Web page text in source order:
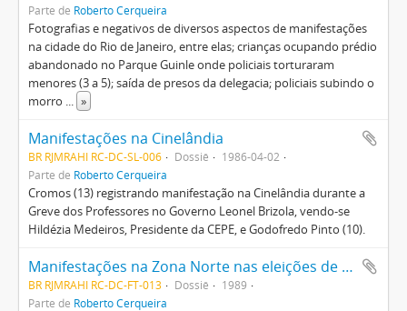
Parte de Roberto Cerqueira
Fotografias e negativos de diversos aspectos de manifestações
na cidade do Rio de Janeiro, entre elas; crianças ocupando prédio
abandonado no Parque Guinle onde policiais torturaram
menores (3 a 5); saída de presos da delegacia; policiais subindo o
morro ... »
Manifestações na Cinelândia
BR RJMRAHI RC-DC-SL-006 Dossiê
1986-04-02
Parte de Roberto Cerqueira
Cromos (13) registrando manifestação na Cinelândia durante a
Greve dos Professores no Governo Leonel Brizola, vendo-se
Hildézia Medeiros, Presidente da CEPE, e Godofredo Pinto (10).
Manifestações na Zona Norte nas eleições de 1989
BR RJMRAHI RC-DC-FT-013 Dossiê
1989
Parte de Roberto Cerqueira